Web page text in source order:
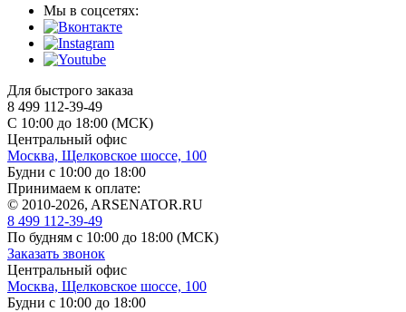
Мы в соцсетях:
Для быстрого заказа
8 499 112-39-49
С 10:00 до 18:00 (МСК)
Центральный офис
Москва, Щелковское шоссе, 100
Будни с 10:00 до 18:00
Принимаем к оплате:
© 2010-2026, ARSENATOR.RU
8 499 112-39-49
По будням с 10:00 до 18:00 (МСК)
Заказать звонок
Центральный офис
Москва, Щелковское шоссе, 100
Будни с 10:00 до 18:00